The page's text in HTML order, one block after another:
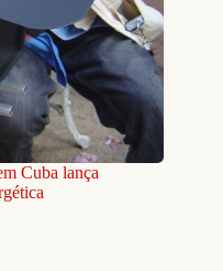
Cuba lança